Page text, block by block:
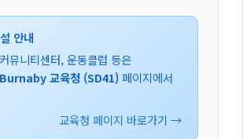
안내
뮤니티센터, 운동클럽 등은
Burnaby 교육청 (SD41)페이지에서
교육청 페이지 바로가기 →